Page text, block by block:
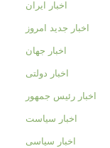
اخبار ایران
اخبار جدید امروز
اخبار جهان
اخبار دولتی
اخبار رئیس جمهور
اخبار سیاست
اخبار سیاسی